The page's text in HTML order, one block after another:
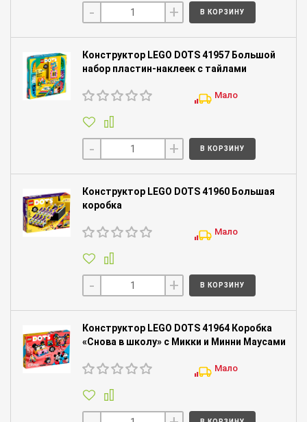
- + В КОРЗИНУ
Конструктор LEGO DOTS 41957 Большой
набор пластин-наклеек с тайлами
Мало
- + В КОРЗИНУ
Конструктор LEGO DOTS 41960 Большая
коробка
Мало
- + В КОРЗИНУ
Конструктор LEGO DOTS 41964 Коробка
«Снова в школу» с Микки и Минни Маусами
Мало